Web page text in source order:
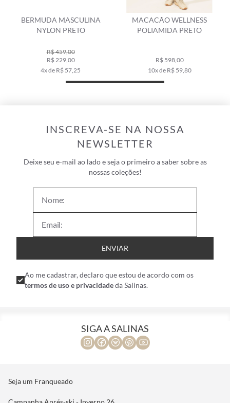
MASCULINA
NYLON PRETO
R$ 459,00
R$ 229,00
4x de R$ 57,25
MACACÃO WELLNESS
POLIAMIDA PRETO
R$ 598,00
10x de R$ 59,80
SAIA
INSCREVA-SE NA NOSSA
NEWSLETTER
Deixe seu e-mail ao lado e seja o primeiro a saber sobre as
nossas coleções!
ENVIAR
Ao me cadastrar, declaro que estou de acordo com os
termos de uso e privacidadeda Salinas.
SIGA A SALINAS
Seja um Franqueado